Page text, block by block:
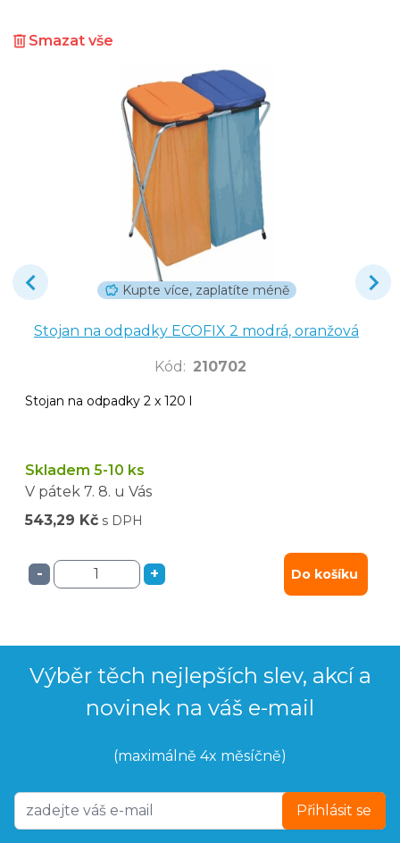
Smazat vše
Kupte více, zaplatíte méně
Stojan na odpadky ECOFIX 2 modrá, oranžová
Kód : 210702
Stojan na odpadky 2 x 120 l
Skladem 5-10 ks
V pátek 7. 8. u Vás
543,29 Kč s DPH
- + Do košíku
Výběr těch nejlepších slev, akcí a
novinek na váš e-mail
(maximálně 4x měsíčně)
Přihlásit se